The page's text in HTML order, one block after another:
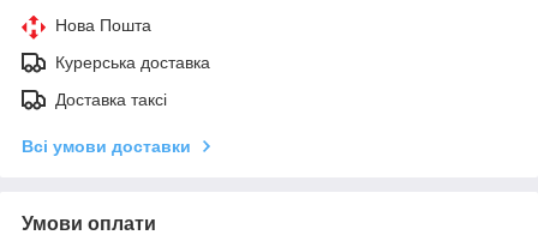
Нова Пошта
Курерська доставка
Доставка таксі
Всі умови доставки
Умови оплати